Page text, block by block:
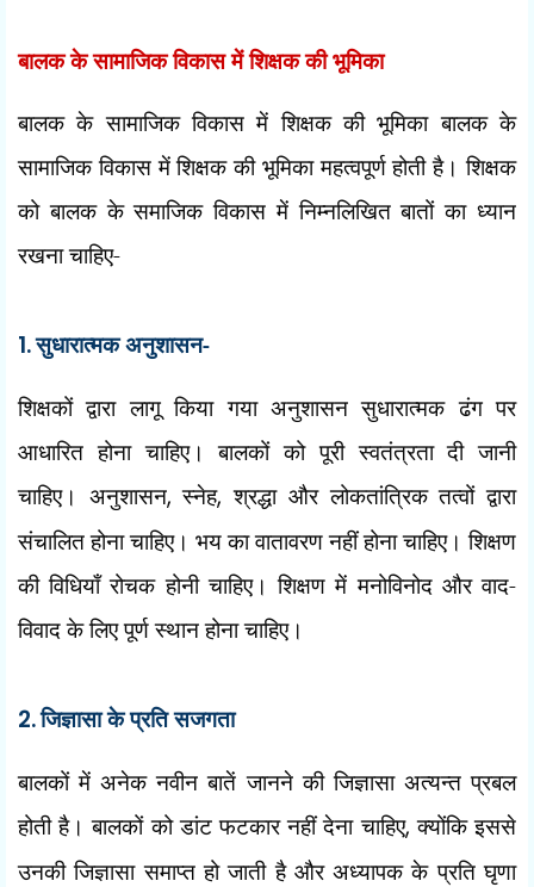
बालक के सामाजिक विकास में शिक्षक की भूमिका
बालक के सामाजिक विकास में शिक्षक की भूमिका बालक के
सामाजिक विकास में शिक्षक की भूमिका महत्वपूर्ण होती है। शिक्षक
को बालक के समाजिक विकास में निम्नलिखित बातों का ध्यान
रखना चाहिए-
1.सुधारात्मक अनुशासन-
शिक्षकों द्वारा लागू किया गया अनुशासन सुधारात्मक ढंग पर
आधारित होना चाहिए। बालकों को पूरी स्वतंत्रता दी जानी
चाहिए। अनुशासन,स्नेह,श्रद्धा और लोकतांत्रिक तत्वों द्वारा
संचालित होना चाहिए। भय का वातावरण नहीं होना चाहिए। शिक्षण
की विधियाँ रोचक होनी चाहिए। शिक्षण में मनोविनोद और वाद-
विवाद के लिए पूर्ण स्थान होना चाहिए।
2.जिज्ञासा के प्रति सजगता
बालकों में अनेक नवीन बातें जानने की जिज्ञासा अत्यन्त प्रबल
होती है। बालकों को डांट फटकार नहीं देना चाहिए,क्योंकि इससे
उनकी जिज्ञासा समाप्त हो जाती है और अध्यापक के प्रति घृणा